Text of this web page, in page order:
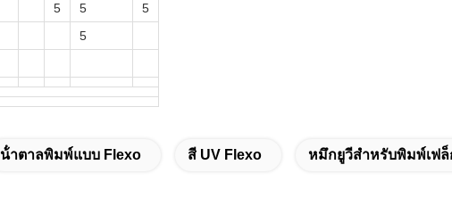
5 5
5
5
น้ําตาลพิมพ์แบบ Flexo สี UV Flexo หมึกยูวีสำหรับพิมพ์เฟ